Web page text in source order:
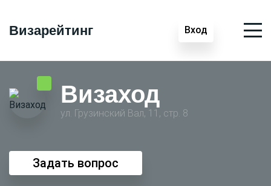
Визарейтинг Вход
Визаход
ул. Грузинский Вал, 11, стр. 8
Задать вопрос